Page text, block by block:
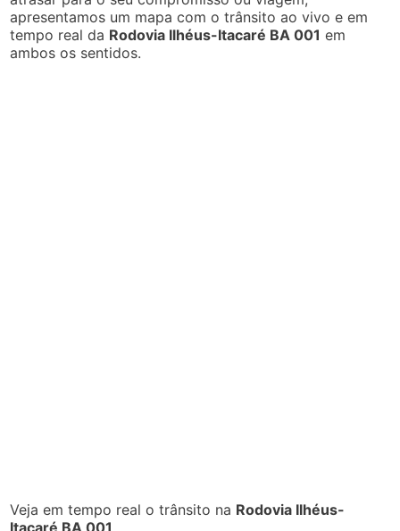
apresentamos um mapa com o trânsito ao vivo e em
tempo real da Rodovia Ilhéus-Itacaré BA 001 em
ambos os sentidos.
Veja em tempo real o trânsito na Rodovia Ilhéus-
Itacaré BA 001